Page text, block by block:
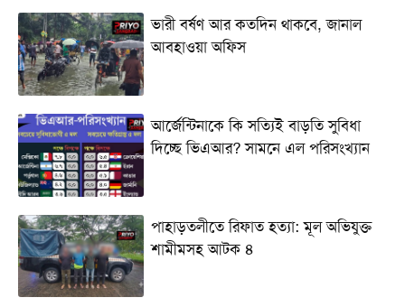
ভারী বর্ষণ আর কতদিন থাকবে, জানাল
আবহাওয়া অফিস
আর্জেন্টিনাকে কি সত্যিই বাড়তি সুবিধা
দিচ্ছে ভিএআর? সামনে এল পরিসংখ্যান
পাহাড়তলীতে রিফাত হত্যা: মূল অভিযুক্ত
শামীমসহ আটক ৪